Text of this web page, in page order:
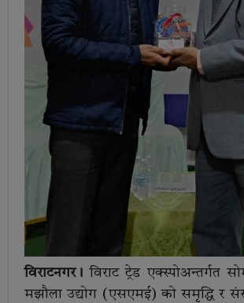
विराटनगर। विराट ट्रेड एक्स्पोअन्तर्गत
मझौला उद्योग (एसएमई) को समृद्धि र